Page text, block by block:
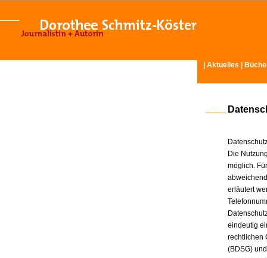
Aktuelles
Die
möglich.
erläutert
eindeutig
rechtlichen
(BDSG)